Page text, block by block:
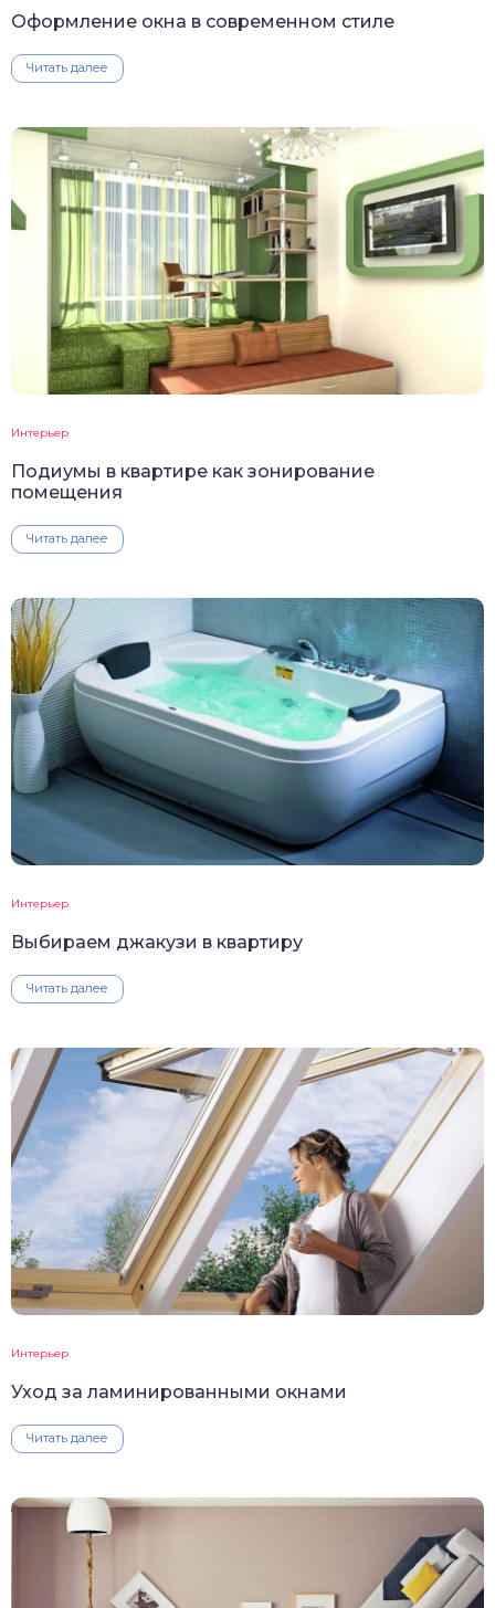
Оформление окна в современном стиле
Читать далее
Интерьер
Подиумы в квартире как зонирование
помещения
Читать далее
Интерьер
Выбираем джакузи в квартиру
Читать далее
Интерьер
Уход за ламинированными окнами
Читать далее